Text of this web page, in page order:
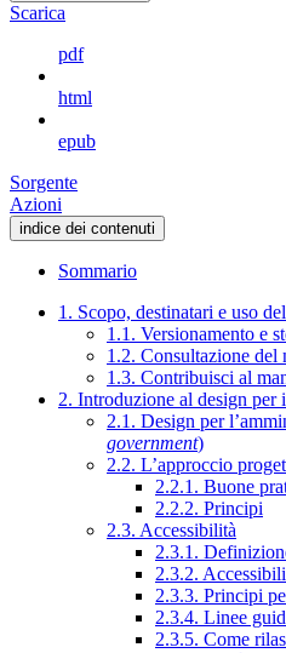
Scarica
pdf
html
epub
Sorgente
Azioni
indice dei contenuti
Sommario
1. Scopo, destinatari e uso
1.1. Versionamento e
1.2. Consultazione del
1.3. Contribuisci al
2. Introduzione al design
2.1. Design per
government)
2.2. L’approccio
2.2.1. Buone
2.2.2. Principi
2.3. Accessibilità
2.3.1.
2.3.2.
2.3.3. Principi
2.3.4. Linee
2.3.5. Come